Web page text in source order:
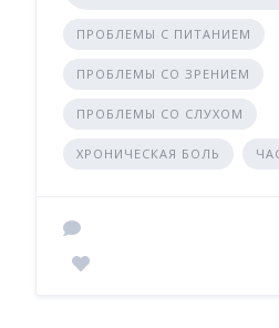
ПРОБЛЕМЫ С ПИТАНИЕМ
ПРОБЛЕМЫ СО ЗРЕНИЕМ
ПРОБЛЕМЫ СО СЛУХОМ
ХРОНИЧЕСКАЯ БОЛЬ